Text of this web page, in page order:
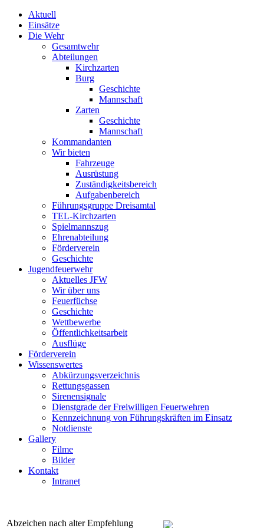
Aktuell
Einsätze
Die Wehr
Gesamtwehr
Abteilungen
Kirchzarten
Burg
Geschichte
Mannschaft
Zarten
Geschichte
Mannschaft
Kommandanten
Wir bieten
Fahrzeuge
Ausrüstung
Zuständigkeitsbereich
Aufgabenbereich
Führungsgruppe Dreisamtal
TEL-Kirchzarten
Spielmannszug
Ehrenabteilung
Förderverein
Geschichte
Jugendfeuerwehr
Aktuelles JFW
Wir über uns
Feuerfüchse
Geschichte
Wettbewerbe
Öffentlichkeitsarbeit
Ausflüge
Förderverein
Wissenswertes
Abkürzungsverzeichnis
Rettungsgassen
Sirenensignale
Dienstgrade der Freiwilligen Feuerwehren
Kennzeichnung von Führungskräften im Einsatz
Notdienste
Gallery
Filme
Bilder
Kontakt
Intranet
Abzeichen nach alter Empfehlung